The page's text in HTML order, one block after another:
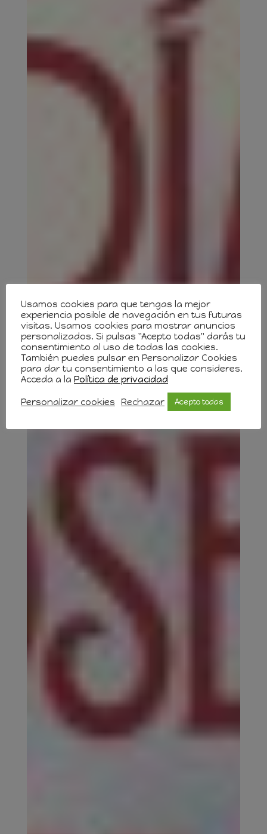
Usamos cookies para que tengas la mejor
experiencia posible de navegación en tus futuras
visitas. Usamos cookies para mostrar anuncios
personalizados. Si pulsas "Acepto todas" darás tu
consentimiento al uso de todas las cookies.
También puedes pulsar en Personalizar Cookies
para dar tu consentimiento a las que consideres.
Acceda a la Política de privacidad
Personalizar cookies Rechazar Acepto todas